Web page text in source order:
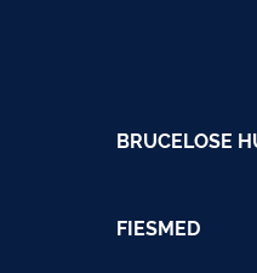
BRUCELOSE
FIESMED